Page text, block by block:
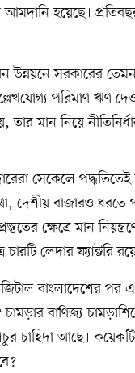
আমদানি হয়েছে।
উন্নয়নে সরকারের
পরিমাণ ঋণ
তার মান নিয়ে
সেকেলে পদ্ধতিতেই
দেশীয় বাজারও
ক্ষেত্রে মান
লেদার ফ্যাক্টরি
বাংলাদেশের পর
বাণিজ্য
চাহিদা আছে।